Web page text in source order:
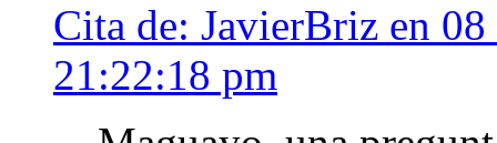
Cita de: JavierBriz en
21:22:18 pm